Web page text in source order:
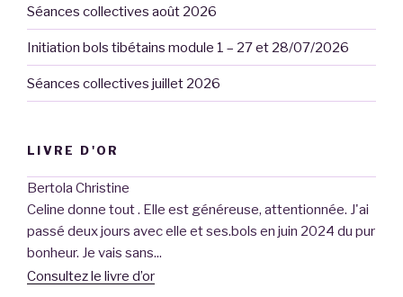
Séances collectives août 2026
Initiation bols tibétains module 1 – 27 et 28/07/2026
Séances collectives juillet 2026
LIVRE D'OR
Bertola Christine
Celine donne tout . Elle est généreuse, attentionnée. J'ai
passé deux jours avec elle et ses.bols en juin 2024 du pur
bonheur. Je vais sans...
MARION
Merci Céline
Hier soir, il s'est passé quelque chose
d'incroyable et je souhaiterai partager ce moment avec
vous ... Depuis ma formation reiki cycle...
Consultez le livre d’or